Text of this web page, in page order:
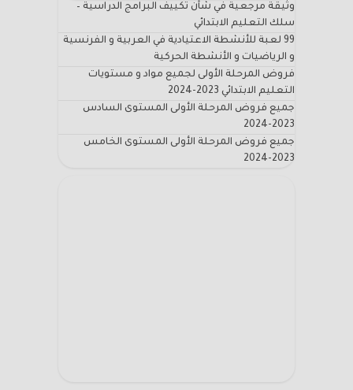
وثيقة مرجعية في شأن تكييف البرامج الدراسية –
سلك التعليم الابتدائي
99 لعبة للأنشطة الاعتيادية في العربية و الفرنسية
و الرياضيات و الأنشطة الحركية
فروض المرحلة الأولى لجميع مواد و مستويات
التعليم الابتدائي 2023-2024
جميع فروض المرحلة الأولى المستوى السادس
2023-2024
جميع فروض المرحلة الأولى المستوى الخامس
2023-2024